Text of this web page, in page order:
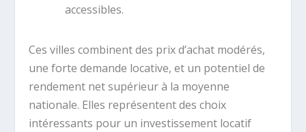
accessibles.
Ces villes combinent des prix d’achat modérés,
une forte demande locative, et un potentiel de
rendement net supérieur à la moyenne
nationale. Elles représentent des choix
intéressants pour un investissement locatif